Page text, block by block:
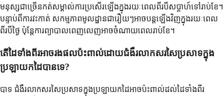
មនុស្សជាច្រើនកត់សម្គាល់ការប្រសើរឡើងក្នុងរយៈពេលពីរបីសប្តាហ៍ទៅរាប់ខែ។
បន្ទាប់ពីការវះកាត់ សកម្មភាពមូលដ្ឋានជារឿយៗអាចបន្តឡើងវិញក្នុងរយៈពេល
ពីរបីថ្ងៃ ប៉ុន្តែការព្យាបាលពេញលេញអាចចំណាយពេលរាប់ខែ។
តើដៃទាំងពីរអាចរងផលប៉ះពាល់ដោយជំងឺរលាកសរសៃប្រសាទក្នុង
ប្រឡាយកដៃបានទេ?
បាទ ជំងឺរលាកសរសៃប្រសាទក្នុងប្រឡាយកដៃអាចប៉ះពាល់ដល់ដៃទាំងពីរ